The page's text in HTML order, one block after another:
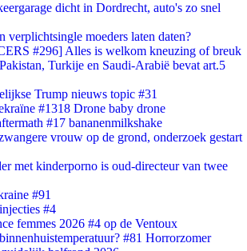
dicht in Dordrecht, auto's zo snel
verplichtsingle moeders laten daten?
#296] Alles is welkom kneuzing of breuk
Turkije en Saudi-Arabië bevat art.5
Trump nieuws topic #31
#1318 Drone baby drone
#17 bananenmilkshake
vrouw op de grond, onderzoek gestart
met kinderporno is oud-directeur van twee
#91
#4
femmes 2026 #4 op de Ventoux
#81 Horrorzomer